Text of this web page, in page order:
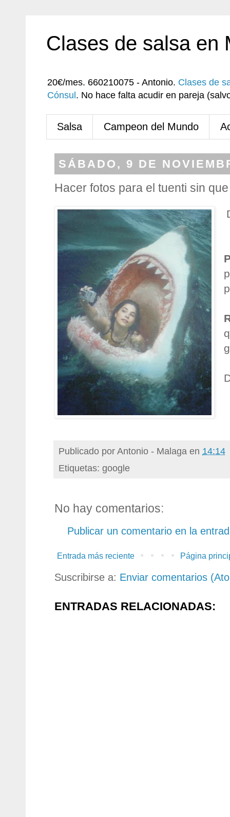
Clases de salsa en
20€/mes. 660210075 - Antonio. Clases de
Cónsul . No hace falta acudir en pareja
Salsa Campeon del Mundo
SÁBADO, 9 DE
Hacer fotos para el tuenti sin
Publicado porAntonio - Malaga en 14:14
Etiquetas: google
No hay comentarios:
Publicar un comentario en la
Entrada más reciente Página
Suscribirse a: Enviar comentarios
ENTRADAS RELACIONADAS: